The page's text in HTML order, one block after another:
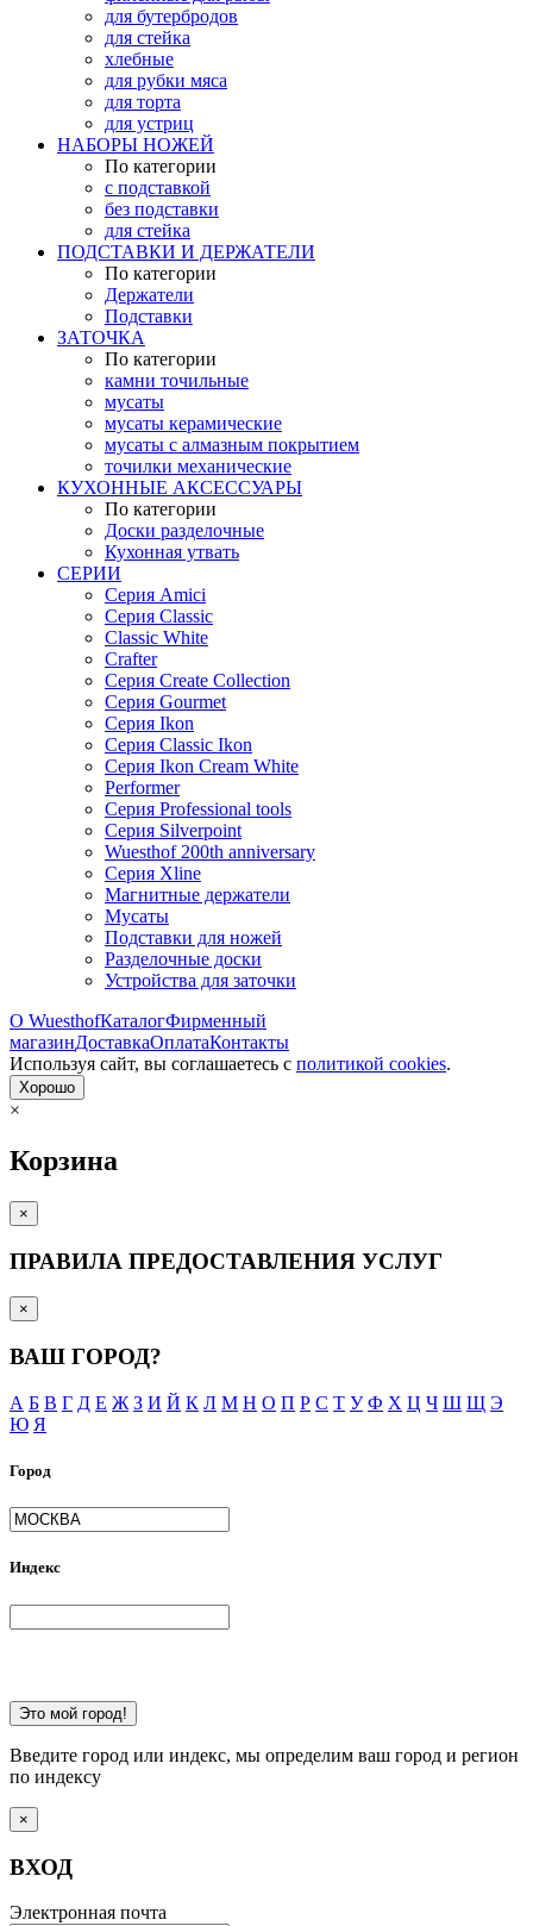
для бутербродов
для стейка
хлебные
для рубки мяса
для торта
для устриц
НАБОРЫ НОЖЕЙ
По категории
с подставкой
без подставки
для стейка
ПОДСТАВКИ И ДЕРЖАТЕЛИ
По категории
Держатели
Подставки
ЗАТОЧКА
По категории
камни точильные
мусаты
мусаты керамические
мусаты с алмазным покрытием
точилки механические
КУХОННЫЕ АКСЕССУАРЫ
По категории
Доски разделочные
Кухонная утвать
СЕРИИ
Серия Amici
Серия Classic
Classic White
Crafter
Серия Create Collection
Серия Gourmet
Серия Ikon
Серия Classic Ikon
Серия Ikon Cream White
Performer
Серия Professional tools
Серия Silverpoint
Wuesthof 200th anniversary
Серия Xline
Магнитные держатели
Мусаты
Подставки для ножей
Разделочные доски
Устройства для заточки
О WuesthofКаталогФирменный
магазинДоставкаОплатаКонтакты
Используя сайт, вы согла­шаетесь с политикой cookies.
Хорошо
×
Корзина
×
ПРАВИЛА ПРЕДОСТАВЛЕНИЯ УСЛУГ
×
ВАШ ГОРОД?
А Б В Г Д Е Ж З И Й К Л М Н О П Р С Т У Ф Х Ц Ч Ш Щ Э
Ю Я
Город
Индекс
Это мой город!
Введите город или индекс, мы определим ваш город и регион
по индексу
×
ВХОД
Электронная почта